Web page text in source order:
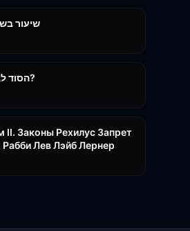
שיעור
הסוד לבדיקה אם אתה הולך למות?
Законы Рехилус Запрет
Лев Лэйб Лернер